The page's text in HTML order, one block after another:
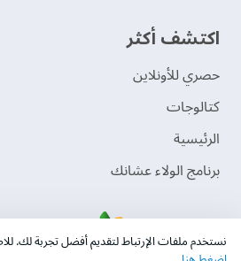
اكتشف أكثر
حصري للأونلاين
‫كتالوجات‬
الرئيسية
برنامج الولاء عشانك
نستخدم ملفات الإرتباط لتقديم أفضل تجربة لك.